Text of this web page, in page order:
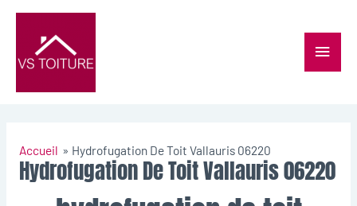
Accueil Hydrofugation De Toit Vallauris 06220
Hydrofugation De Toit Vallauris 06220